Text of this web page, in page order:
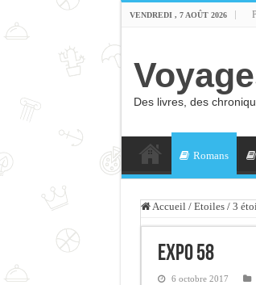
VENDREDI , 7 AOÛT 2026
Des livres, des
Romans
Accueil / Etoiles / 3
Expo 58
6 octobre 2017